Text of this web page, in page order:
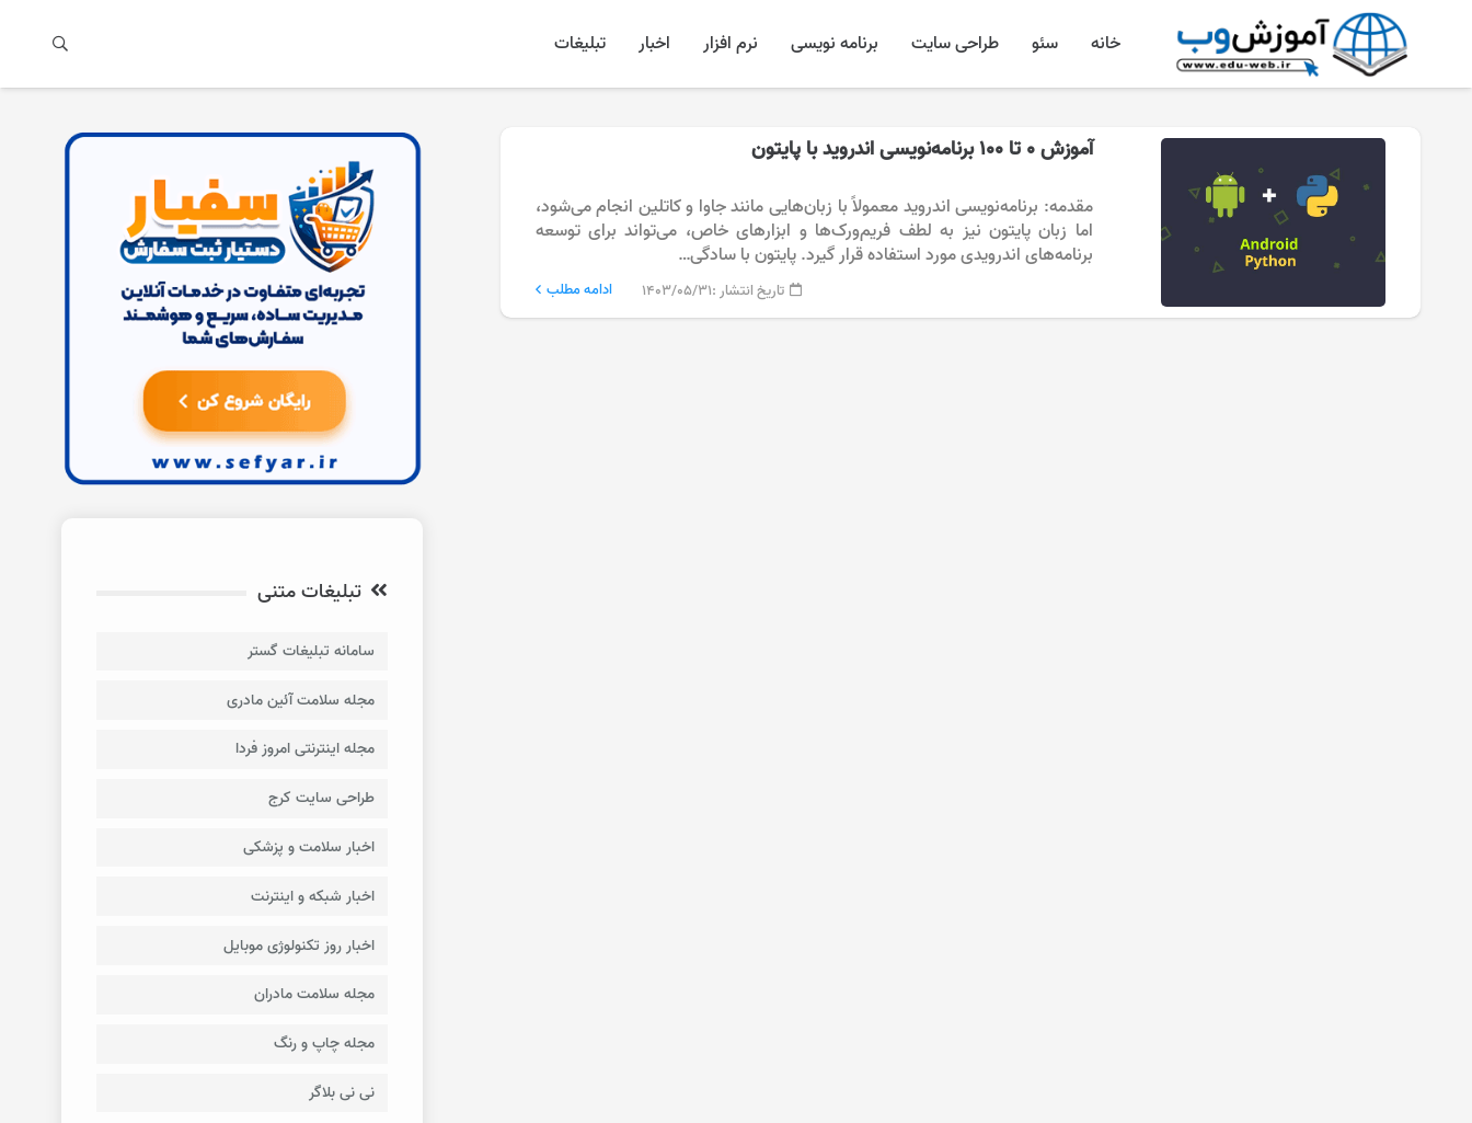
خانه سئو طراحی سایت برنامه نویسی نرم افزار اخبار تبلیغات
آموزش ۰ تا ۱۰۰ برنامه‌نویسی اندروید با پایتون
مقدمه: برنامه‌نویسی اندروید معمولاً با زبان‌هایی مانند جاوا و کاتلین انجام می‌شود،
اما زبان پایتون نیز به لطف فریم‌ورک‌ها و ابزارهای خاص، می‌تواند برای توسعه
برنامه‌های اندرویدی مورد استفاده قرار گیرد. پایتون با سادگی…
تاریخ انتشار :۱۴۰۳/۰۵/۳۱ ادامه مطلب
تبلیغات متنی
سامانه تبلیغات گستر
مجله سلامت آئین مادری
مجله اینترنتی امروز فردا
طراحی سایت کرج
اخبار سلامت و پزشکی
اخبار شبکه و اینترنت
اخبار روز تکنولوژی موبایل
مجله سلامت مادران
مجله چاپ و رنگ
نی نی بلاگر